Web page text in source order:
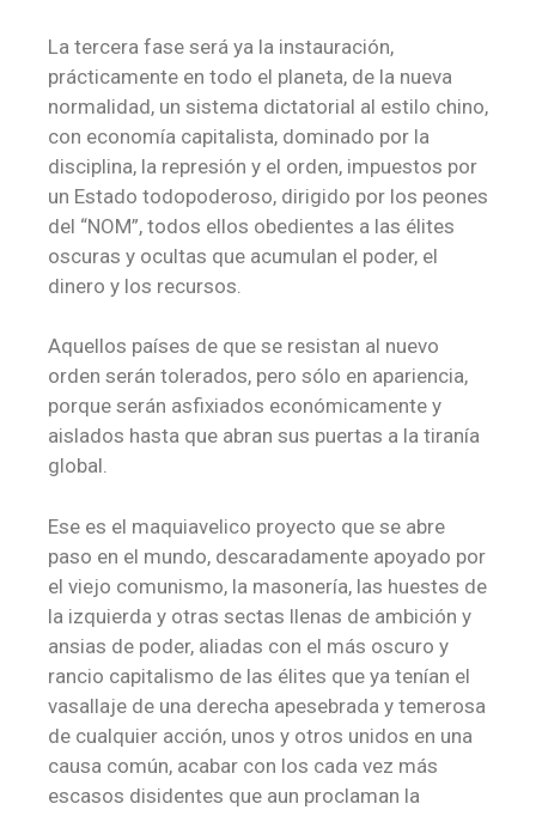
La tercera fase será ya la instauración,
prácticamente en todo el planeta, de la nueva
normalidad, un sistema dictatorial al estilo chino,
con economía capitalista, dominado por la
disciplina, la represión y el orden, impuestos por
un Estado todopoderoso, dirigido por los peones
del “NOM”, todos ellos obedientes a las élites
oscuras y ocultas que acumulan el poder, el
dinero y los recursos.
Aquellos países de que se resistan al nuevo
orden serán tolerados, pero sólo en apariencia,
porque serán asfixiados económicamente y
aislados hasta que abran sus puertas a la tiranía
global.
Ese es el maquiavelico proyecto que se abre
paso en el mundo, descaradamente apoyado por
el viejo comunismo, la masonería, las huestes de
la izquierda y otras sectas llenas de ambición y
ansias de poder, aliadas con el más oscuro y
rancio capitalismo de las élites que ya tenían el
vasallaje de una derecha apesebrada y temerosa
de cualquier acción, unos y otros unidos en una
causa común, acabar con los cada vez más
escasos disidentes que aun proclaman la